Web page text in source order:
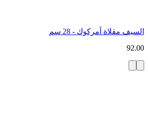
السيف مقلاة آمركوك - 28 سم
92.00